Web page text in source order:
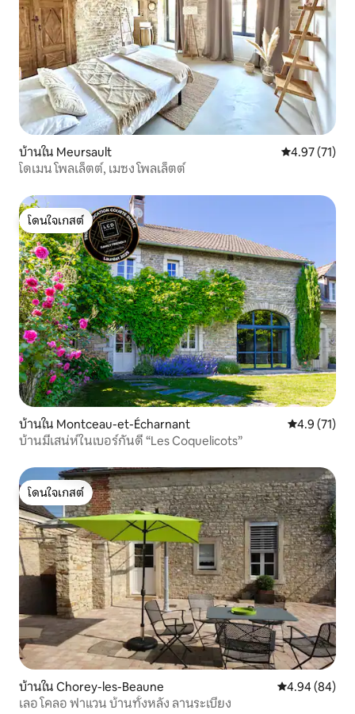
บ้านใน Meursault คะแนนเฉลี่ย
4.97 (71)
โดเมน โพลเล็ตต์, เมซง โพลเล็ตต์
โดนใจเกสต์
โดนใจเกสต์
บ้านใน Montceau-et-Écharnant คะแนนเฉลี่ย
4.9 (71)
บ้านมีเสน่ห์ในเบอร์กันดี “Les Coquelicots”
โดนใจเกสต์
โดนใจเกสต์
บ้านใน Chorey-les-Beaune คะแนนเฉลี่ย
4.94 (84)
เลอ โคลอ ฟาแวน บ้านทั้งหลัง ลานระเบียง